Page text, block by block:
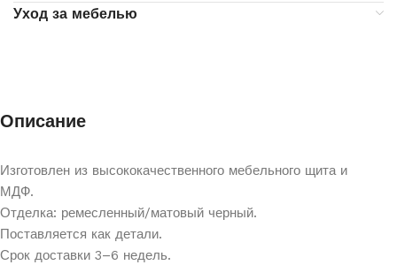
Уход за мебелью
Описание
Изготовлен из высококачественного мебельного щита и
МДФ.
Отделка: ремесленный/матовый черный.
Поставляется как детали.
Срок доставки 3–6 недель.